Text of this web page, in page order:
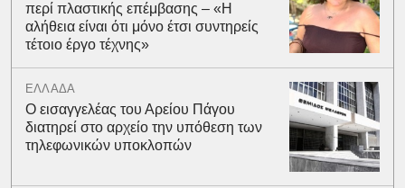
περί πλαστικής επέμβασης – «Η
αλήθεια είναι ότι μόνο έτσι συντηρείς
τέτοιο έργο τέχνης»
ΕΛΛΑΔΑ
Ο εισαγγελέας του Αρείου Πάγου
διατηρεί στο αρχείο την υπόθεση των
τηλεφωνικών υποκλοπών